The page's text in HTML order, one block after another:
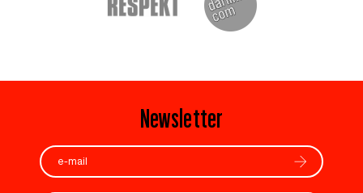
Newsletter